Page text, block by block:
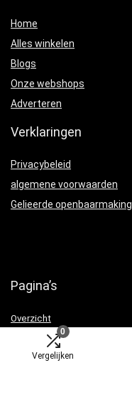
0
Vergelijken
Home
Alles winkelen
Blogs
Onze webshops
Adverteren
Verklaringen
Privacybeleid
algemene voorwaarden
Gelieerde openbaarmaking
Pagina’s
Overzicht